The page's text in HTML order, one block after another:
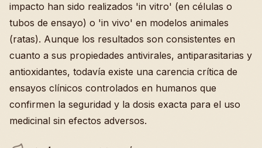
impacto han sido realizados 'in vitro' (en células o
tubos de ensayo) o 'in vivo' en modelos animales
(ratas). Aunque los resultados son consistentes en
cuanto a sus propiedades antivirales, antiparasitarias y
antioxidantes, todavía existe una carencia crítica de
ensayos clínicos controlados en humanos que
confirmen la seguridad y la dosis exacta para el uso
medicinal sin efectos adversos.